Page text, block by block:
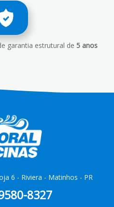
garantia estrutural de 5 anos
6 - Riviera - Matinhos - PR
8327